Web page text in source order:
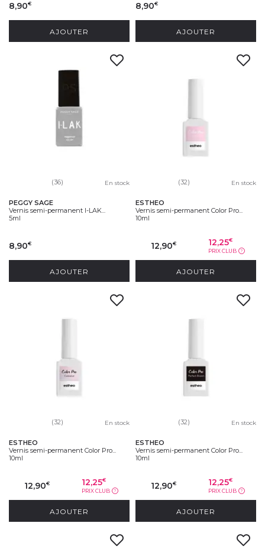
8,90€
AJOUTER
8,90€
AJOUTER
(36) En stock
PEGGY SAGE
Vernis semi-permanent I-LAK...
5ml
8,90€
AJOUTER
(32) En stock
ESTHEO
Vernis semi-permanent Color Pro...
10ml
12,90€ 12,25€
PRIX CLUB ?
AJOUTER
(32) En stock
ESTHEO
Vernis semi-permanent Color Pro...
10ml
12,90€ 12,25€
PRIX CLUB ?
AJOUTER
(32) En stock
ESTHEO
Vernis semi-permanent Color Pro...
10ml
12,90€ 12,25€
PRIX CLUB ?
AJOUTER